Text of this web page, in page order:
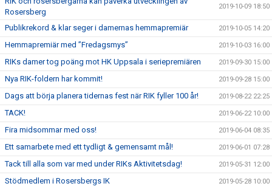
Rosersberg
2019-10-09 18:50
Publikrekord & klar seger i damernas hemmapremiär 2019-10-05 14:20
Hemmapremiär med ”Fredagsmys” 2019-10-03 16:00
RIKs damer tog poäng mot HK Uppsala i seriepremiären 2019-09-30 15:00
Nya RIK-foldern har kommit! 2019-09-28 15:00
Dags att börja planera tidernas fest när RIK fyller 100 år! 2019-08-22 22:25
TACK! 2019-06-22 10:00
Fira midsommar med oss! 2019-06-04 08:35
Ett samarbete med ett tydligt & gemensamt mål! 2019-06-01 07:28
Tack till alla som var med under RIKs Aktivitetsdag! 2019-05-31 12:00
Stödmedlem i Rosersbergs IK 2019-05-28 10:00